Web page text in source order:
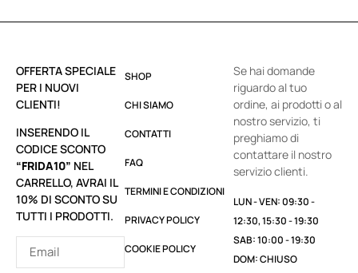
OFFERTA SPECIALE
PER I NUOVI
CLIENTI!
INSERENDO IL
CODICE SCONTO
“FRIDA10” NEL
CARRELLO, AVRAI IL
10% DI SCONTO SU
TUTTI I PRODOTTI.
SHOP
CHI SIAMO
CONTATTI
FAQ
TERMINI E CONDIZIONI
PRIVACY POLICY
COOKIE POLICY
Se hai domande
riguardo al tuo
ordine, ai prodotti o al
nostro servizio, ti
preghiamo di
contattare il nostro
servizio clienti.
LUN - VEN: 09:30 -
12:30, 15:30 - 19:30
SAB: 10:00 - 19:30
DOM: CHIUSO